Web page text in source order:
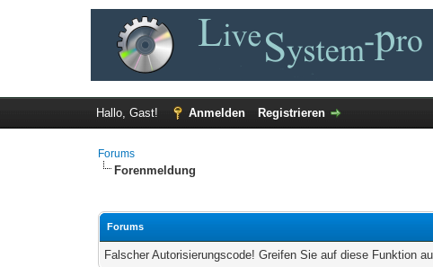
Hallo, Gast! Anmelden Registrieren
Forums
Forenmeldung
Forums
Falscher Autorisierungscode! Greifen Sie auf diese Funktion